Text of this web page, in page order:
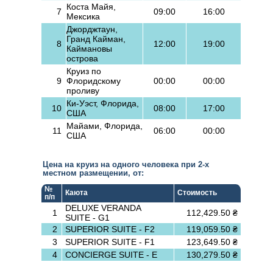
7
Коста Майя,
Мексика
09:00 16:00
8
Джорджтаун,
Гранд Кайман,
Каймановы
острова
12:00 19:00
9
Круиз по
Флоридскому
проливу
00:00 00:00
10 Ки-Уэст, Флорида,
США
08:00 17:00
11
Майами, Флорида,
США
06:00 00:00
Цена на круиз на одного человека при 2-х
местном размещении, от:
№
п/п
Каюта Стоимость
1
DELUXE VERANDA
SUITE - G1
112,429.50 ₴
2
SUPERIOR SUITE - F2
119,059.50 ₴
3
SUPERIOR SUITE - F1
123,649.50 ₴
4
CONCIERGE SUITE - E
130,279.50 ₴